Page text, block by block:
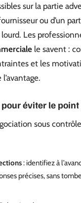
sur la partie
ou d’un
Les
le savent :
et les
l’avantage.
éviter le
sous
: identifiez à
précises, sans